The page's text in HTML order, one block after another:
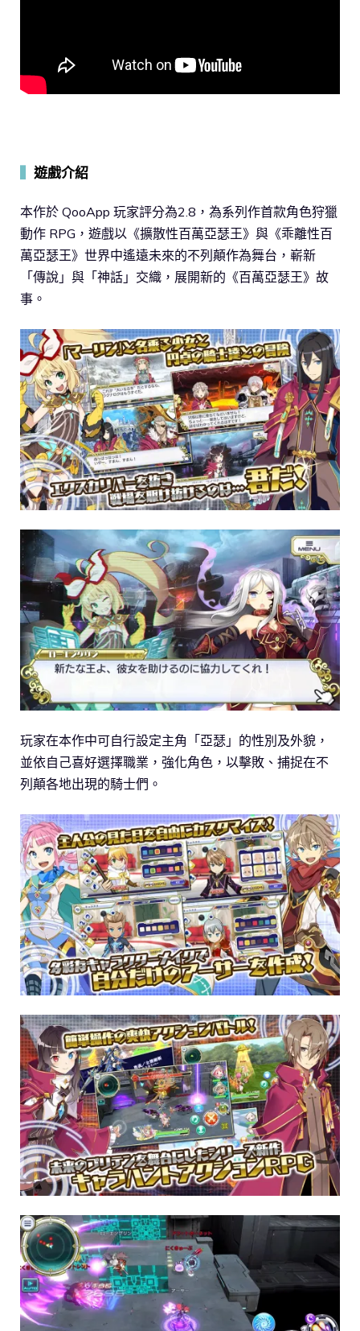
遊戲介紹
本作於 QooApp 玩家評分為2.8，為系列作首款角色狩獵
動作 RPG，遊戲以《擴散性百萬亞瑟王》與《乖離性百
萬亞瑟王》世界中遙遠未來的不列顛作為舞台，嶄新
「傳說」與「神話」交織，展開新的《百萬亞瑟王》故
事。
玩家在本作中可自行設定主角「亞瑟」的性別及外貌，
並依自己喜好選擇職業，強化角色，以擊敗、捕捉在不
列顛各地出現的騎士們。